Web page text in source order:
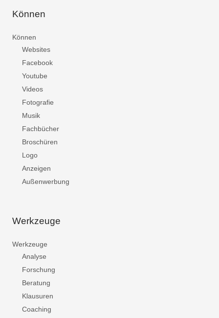
Können
Können
Websites
Facebook
Youtube
Videos
Fotografie
Musik
Fachbücher
Broschüren
Logo
Anzeigen
Außenwerbung
Werkzeuge
Werkzeuge
Analyse
Forschung
Beratung
Klausuren
Coaching